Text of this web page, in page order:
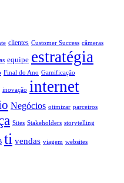
clientes Customer Success câmeras
equipe estratégia
Final do Ano Gamificação
inovação internet
Negócios otimizar parceiros
Sites Stakeholders storytelling
ti vendas viagem websites